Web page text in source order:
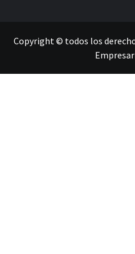
Copyright © todos los